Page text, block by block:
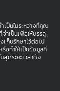
เป็นในระหว่างที่คุณ
ำเป็นเพื่อให้บรรลุ
ก็บรักษาไว้ต่อไป
อทำให้เป็นข้อมูลที่
ดระยะเวลาดัง